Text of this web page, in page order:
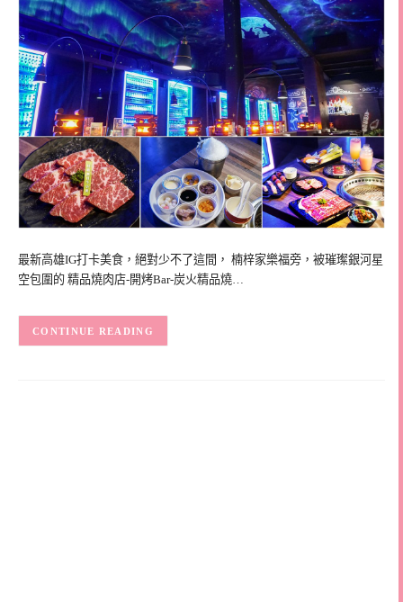
最新高雄IG打卡美食，絕對少不了這間， 楠梓家樂福旁，被璀璨銀河星
空包圍的 精品燒肉店-開烤Bar-炭火精品燒…
CONTINUE READING